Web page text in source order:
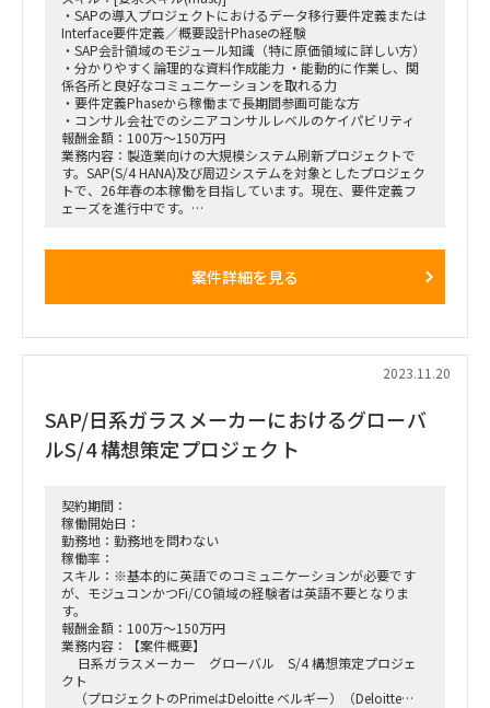
・SAPの導入プロジェクトにおけるデータ移行要件定義または
Interface要件定義／概要設計Phaseの経験
・SAP会計領域のモジュール知識（特に原価領域に詳しい方）
・分かりやすく論理的な資料作成能力 ・能動的に作業し、関
係各所と良好なコミュニケーションを取れる力
・要件定義Phaseから稼働まで長期間参画可能な方
・コンサル会社でのシニアコンサルレベルのケイパビリティ
報酬金額：100万～150万円
業務内容：製造業向けの大規模システム刷新プロジェクトで
す。SAP(S/4 HANA)及び周辺システムを対象としたプロジェク
トで、26年春の本稼働を目指しています。現在、要件定義フ
ェーズを進行中です。
・2026年春稼働予定、現在要件定義フェーズ
・その後、以下のいずれかに専念 - 移行関連の推進担当 -
案件詳細を見る
2023.11.20
SAP/日系ガラスメーカーにおけるグローバ
ルS/4 構想策定プロジェクト
契約期間：
稼働開始日：
勤務地：勤務地を問わない
稼働率：
スキル：※基本的に英語でのコミュニケーションが必要です
が、モジュコンかつFi/CO領域の経験者は英語不要となりま
す。
報酬金額：100万～150万円
業務内容：【案件概要】
日系ガラスメーカー グローバル S/4 構想策定プロジェ
クト
（プロジェクトのPrimeはDeloitte ベルギー）（Deloitte